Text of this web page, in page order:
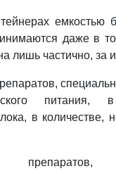
емкостью
даже в
лишь частично, за
в количестве,
препаратов,